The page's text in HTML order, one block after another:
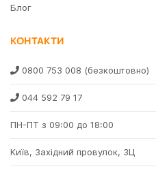
Блог
КОНТАКТИ
0800 753 008 (безкоштовно)
044 592 79 17
ПН-ПТ з 09:00 до 18:00
Київ, Західний провулок, 3Ц